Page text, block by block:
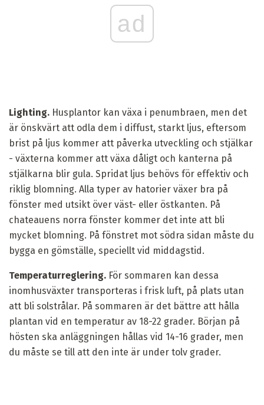
ad
Lighting. Husplantor kan växa i penumbraen, men det
är önskvärt att odla dem i diffust, starkt ljus, eftersom
brist på ljus kommer att påverka utveckling och stjälkar
- växterna kommer att växa dåligt och kanterna på
stjälkarna blir gula. Spridat ljus behövs för effektiv och
riklig blomning. Alla typer av hatorier växer bra på
fönster med utsikt över väst- eller östkanten. På
chateauens norra fönster kommer det inte att bli
mycket blomning. På fönstret mot södra sidan måste du
bygga en gömställe, speciellt vid middagstid.
Temperaturreglering. För sommaren kan dessa
inomhusväxter transporteras i frisk luft, på plats utan
att bli solstrålar. På sommaren är det bättre att hålla
plantan vid en temperatur av 18-22 grader. Början på
hösten ska anläggningen hållas vid 14-16 grader, men
du måste se till att den inte är under tolv grader.